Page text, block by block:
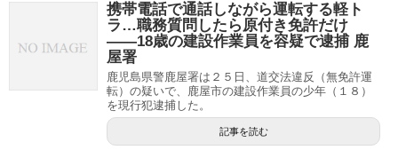
携帯電話で通話しながら運転する軽ト
ラ…職務質問したら原付き免許だけ
――18歳の建設作業員を容疑で逮捕 鹿
屋署
鹿児島県警鹿屋署は２５日、道交法違反（無免許運
転）の疑いで、鹿屋市の建設作業員の少年（１８）
を現行犯逮捕した。
記事を読む